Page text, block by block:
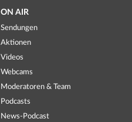
ON AIR
Sendungen
Aktionen
Videos
Webcams
Moderatoren & Team
Podcasts
News-Podcast